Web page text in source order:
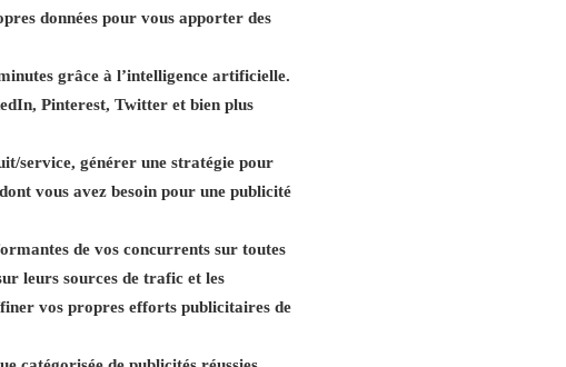
données pour vous apporter des
grâce à l’intelligence artificielle.
Pinterest, Twitter et bien plus
service, générer une stratégie pour
vous avez besoin pour une publicité
de vos concurrents sur toutes
leurs sources de trafic et les
vos propres efforts publicitaires de